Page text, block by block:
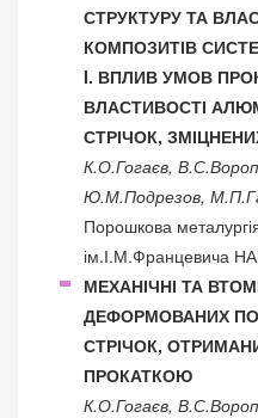
СТРУКТУРУ ТА
КОМПОЗИТІВ
I. ВПЛИВ УМОВ
ВЛАСТИВОСТІ
СТРІЧОК,
К.О.Гогаєв,
Ю.М.Подрезов,
Порошкова
ім.І.М.Францевича
МЕХАНІЧНІ ТА
ДЕФОРМОВАНИХ
СТРІЧОК,
ПРОКАТКОЮ
К.О.Гогаєв,